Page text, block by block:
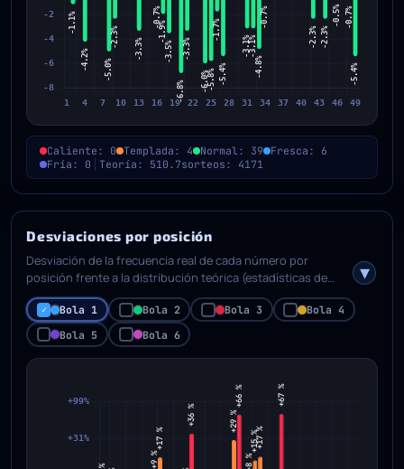
Caliente: 0 Templada: 4 Normal: 39
Fresca: 6
Fría: 0
Teoría: 510.7sorteos: 4171
Desviaciones por posición
Desviación de la frecuencia real de cada número por
posición frente a la distribución teórica (estadísticas de
orden). Muestra cuánto se apartan las frecuencias
posicionales reales de lo esperado matemáticamente.
Bola 1 Bola 2 Bola 3
Bola 4
Bola 5
Bola 6